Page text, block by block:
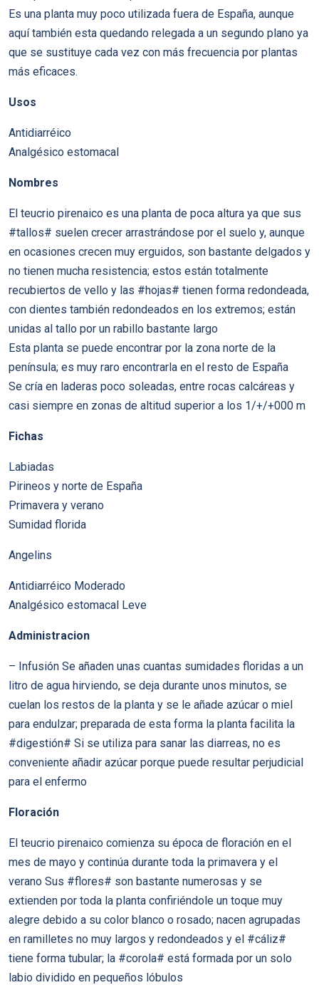
Es una planta muy poco utilizada fuera de España, aunque
aquí también esta quedando relegada a un segundo plano ya
que se sustituye cada vez con más frecuencia por plantas
más eficaces.
Usos
Antidiarréico
Analgésico estomacal
Nombres
El teucrio pirenaico es una planta de poca altura ya que sus
#tallos# suelen crecer arrastrándose por el suelo y, aunque
en ocasiones crecen muy erguidos, son bastante delgados y
no tienen mucha resistencia; estos están totalmente
recubiertos de vello y las #hojas# tienen forma redondeada,
con dientes también redondeados en los extremos; están
unidas al tallo por un rabillo bastante largo
Esta planta se puede encontrar por la zona norte de la
península; es muy raro encontrarla en el resto de España
Se cría en laderas poco soleadas, entre rocas calcáreas y
casi siempre en zonas de altitud superior a los 1/+/+000 m
Fichas
Labiadas
Pirineos y norte de España
Primavera y verano
Sumidad florida
Angelins
Antidiarréico Moderado
Analgésico estomacal Leve
Administracion
– Infusión Se añaden unas cuantas sumidades floridas a un
litro de agua hirviendo, se deja durante unos minutos, se
cuelan los restos de la planta y se le añade azúcar o miel
para endulzar; preparada de esta forma la planta facilita la
#digestión# Si se utiliza para sanar las diarreas, no es
conveniente añadir azúcar porque puede resultar perjudicial
para el enfermo
Floración
El teucrio pirenaico comienza su época de floración en el
mes de mayo y continúa durante toda la primavera y el
verano Sus #flores# son bastante numerosas y se
extienden por toda la planta confiriéndole un toque muy
alegre debido a su color blanco o rosado; nacen agrupadas
en ramilletes no muy largos y redondeados y el #cáliz#
tiene forma tubular; la #corola# está formada por un solo
labio dividido en pequeños lóbulos